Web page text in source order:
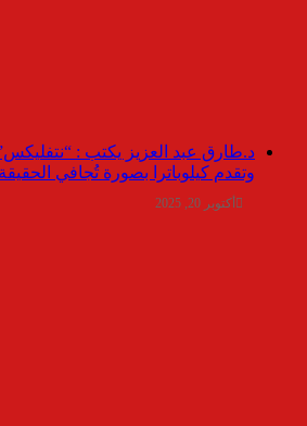
د.طارق عبد العزيز يكتب :
وتقدم كيلوباترا بصورة تُجافي الحقيقة
أكتوبر 20, 2025